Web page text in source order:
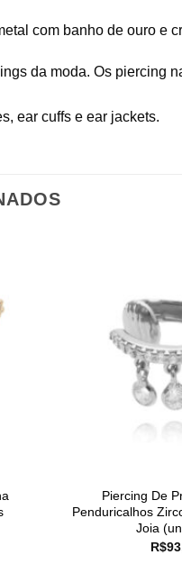
com banho de ouro e
da moda. Os piercing
ear cuffs e ear jackets.
Piercing De
Penduricalhos
Joia
R$